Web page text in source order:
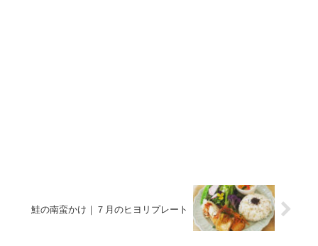
鮭の南蛮かけ｜７月のヒヨリプレート